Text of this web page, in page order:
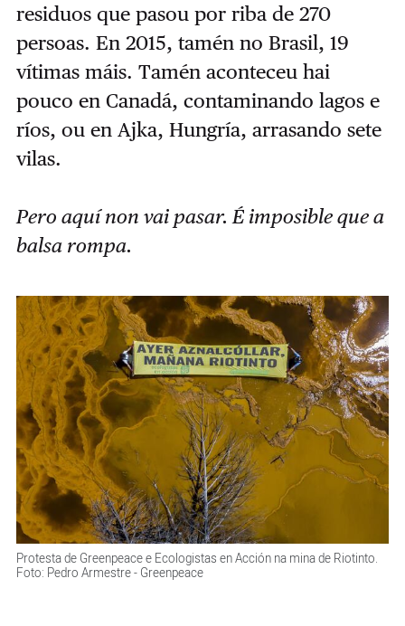
residuos que pasou por riba de 270
persoas. En 2015, tamén no Brasil, 19
vítimas máis. Tamén aconteceu hai
pouco en Canadá, contaminando lagos e
ríos, ou en Ajka, Hungría, arrasando sete
vilas.
Pero aquí non vai pasar. É imposible que a
balsa rompa.
Protesta de Greenpeace e Ecologistas en Acción na mina de Riotinto.
Foto: Pedro Armestre - Greenpeace